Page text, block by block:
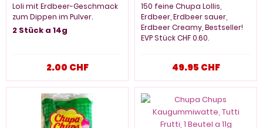
Loli mit Erdbeer-Geschmack
zum Dippen im Pulver.
2 Stück a 14g
2.00 CHF
150 feine Chupa Lollis,
Erdbeer, Erdbeer sauer,
Erdbeer Creamy, Bestseller!
EVP Stück CHF 0.60.
Candystore Sugarplanet in
Neuhausen am Rheinfall. 5
Minuten von Europas
grösstem Wasserfall
entfernt. Gratis Parkplätze
direkt vor dem Store.
49.95 CHF